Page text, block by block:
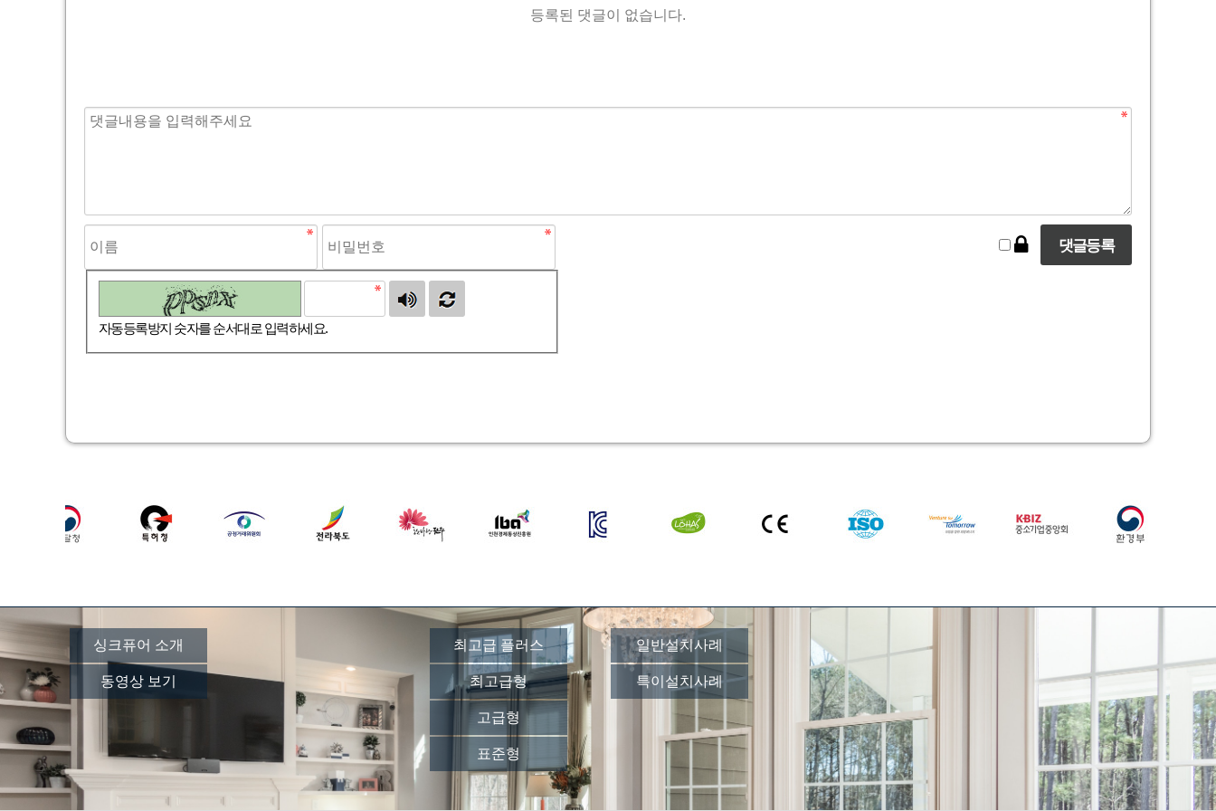
등록된 댓글이 없습니다.
자동등록방지 숫자를 순서대로 입력하세요.
싱크퓨어 소개
동영상 보기
최고급 플러스
최고급형
고급형
표준형
일반설치사례
특이설치사례